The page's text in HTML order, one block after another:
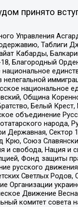
принято
Управления
Таблиги
Кабарды,
Благородный
национальное
Община
Белый Крест,
объединение
народа,
Державная, Сектор
Крю, Союз
и свобода, Нация и
Фонд защиты
русского
Светлых Родов,
Организации
Движение
комитет совета